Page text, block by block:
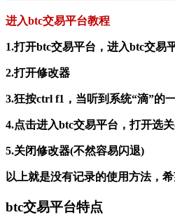
进入btc交易平台教程
1.打开btc交易平台，进入btc交易
2.打开修改器
3.狂按ctrl f1，当听到系统“滴”的一
4.点击进入btc交易平台，打开选关
5.关闭修改器(不然容易闪退)
以上就是没有记录的使用方法，希
btc交易平台特点